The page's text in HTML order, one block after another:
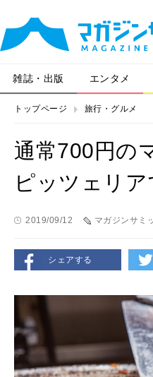
雑誌・出版 エンタメ
トップページ 旅行・グルメ
通常700円の
ピッツェリ
2019/09/12 マガジンサミ
シェアする